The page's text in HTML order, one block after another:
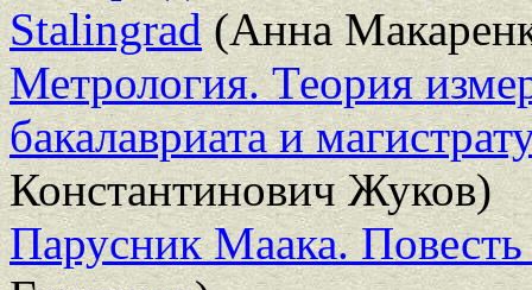
Stalingrad(Анна
Метрология. Теория
бакалавриата и
Константинович Жуков)
Парусник Маака. Повесть